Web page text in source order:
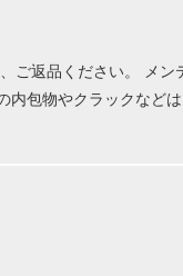
ご返品ください。 メ
内包物やクラックなど